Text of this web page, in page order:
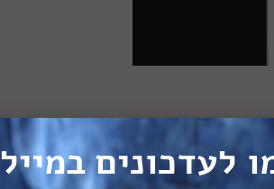
לימון ומלח ופלפל לפי הטעם.
לעדכונים במייל